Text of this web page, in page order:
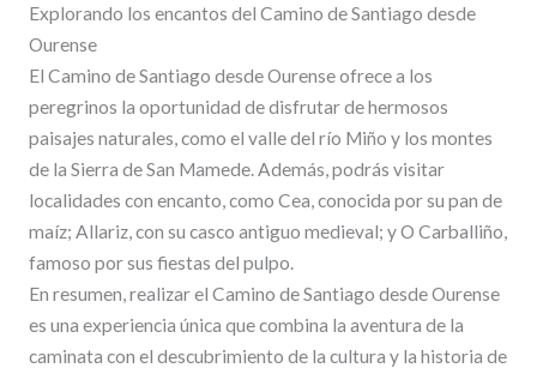
Explorando los encantos del Camino de Santiago desde
Ourense
El Camino de Santiago desde Ourense ofrece a los
peregrinos la oportunidad de disfrutar de hermosos
paisajes naturales, como el valle del río Miño y los montes
de la Sierra de San Mamede. Además, podrás visitar
localidades con encanto, como Cea, conocida por su pan de
maíz; Allariz, con su casco antiguo medieval; y O Carballiño,
famoso por sus fiestas del pulpo.
En resumen, realizar el Camino de Santiago desde Ourense
es una experiencia única que combina la aventura de la
caminata con el descubrimiento de la cultura y la historia de